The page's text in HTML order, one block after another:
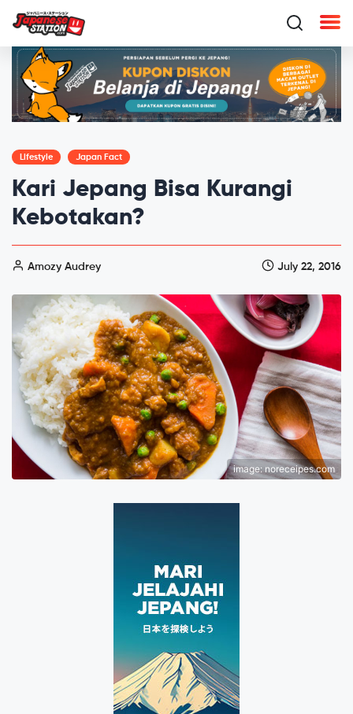
Lifestyle Japan Fact
Kari Jepang Bisa Kurangi
Kebotakan?
Amozy Audrey July 22, 2016
image: noreceipes.com